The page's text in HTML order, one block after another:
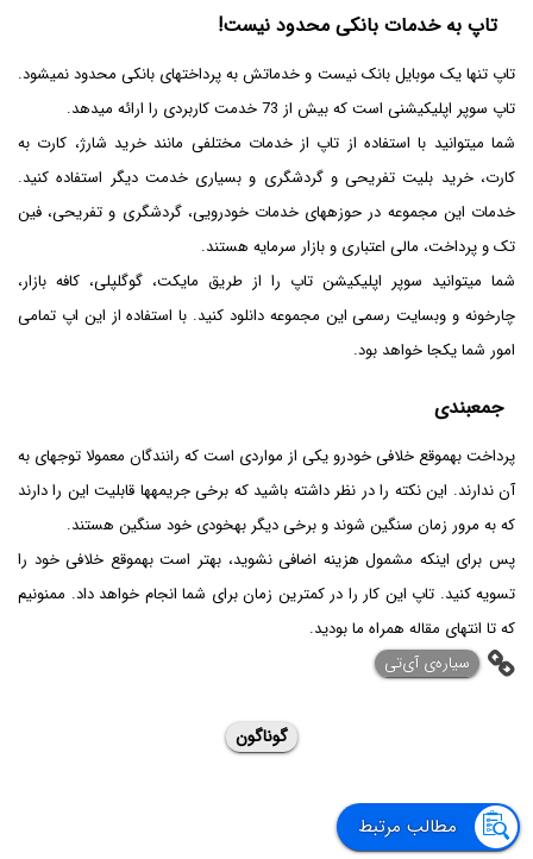
تاپ به خدمات بانکی محدود نیست!
تاپ تنها یک موبایل بانک نیست و خدماتش به پرداخت­های بانکی محدود نمی­شود.
تاپ سوپر اپلیکیشنی است که بیش از 73 خدمت کاربردی را ارائه می­دهد.
شما می­توانید با استفاده از تاپ از خدمات مختلفی مانند خرید شارژ، کارت به
کارت، خرید بلیت تفریحی و گردشگری و بسیاری خدمت دیگر استفاده کنید.
خدمات این مجموعه در حوزه­های خدمات خودرویی، گردشگری و تفریحی، فین
تک و پرداخت، مالی اعتباری و بازار سرمایه هستند.
شما می­توانید سوپر اپلیکیشن تاپ را از طریق مایکت، گوگل­پلی، کافه بازار،
چارخونه و وبسایت رسمی این مجموعه دانلود کنید. با استفاده از این اپ تمامی
امور شما یک­جا خواهد بود.
جمع­بندی
پرداخت به­موقع خلافی خودرو یکی از مواردی است که رانندگان معمولا توجه­ای به
آن ندارند. این نکته را در نظر داشته باشید که برخی جریمه­ها قابلیت این را دارند
که به مرور زمان سنگین شوند و برخی دیگر به­خودی خود سنگین هستند.
پس برای اینکه مشمول هزینه اضافی نشوید، بهتر است به­موقع خلافی خود را
تسویه کنید. تاپ این کار را در کمترین زمان برای شما انجام خواهد داد. ممنونیم
که تا انتهای مقاله همراه ما بودید.
‌سیاره‌ی آی‌تی
گوناگون
مطالب مرتبط